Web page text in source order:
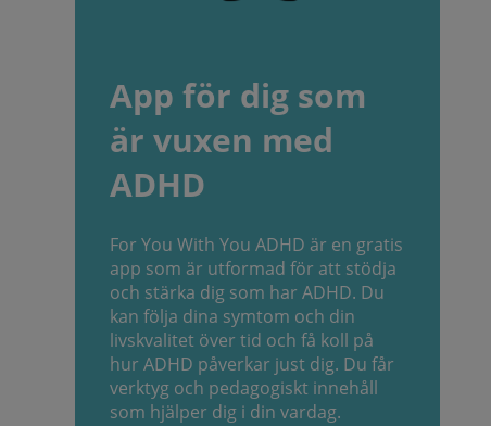
App för dig som
är vuxen med
ADHD
For You With You ADHD är en gratis
app som är utformad för att stödja
och stärka dig som har ADHD. Du
kan följa dina symtom och din
livskvalitet över tid och få koll på
hur ADHD påverkar just dig. Du får
verktyg och pedagogiskt innehåll
som hjälper dig i din vardag.